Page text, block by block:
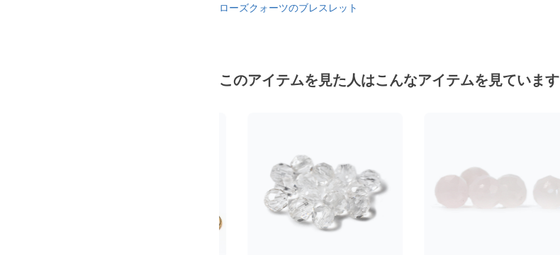
ローズクォーツのブレスレット
このアイテムを見た人はこんなアイテムを見ています